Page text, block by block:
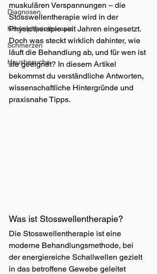
Diagnosen
Kinderphysiotherapie
Schmerzen
Hausbesuche
muskulären Verspannungen – die
Stosswellentherapie wird in der
Physiotherapie seit Jahren eingesetzt.
Doch was steckt wirklich dahinter, wie
läuft die Behandlung ab, und für wen ist
sie geeignet? In diesem Artikel
bekommst du verständliche Antworten,
wissenschaftliche Hintergründe und
praxisnahe Tipps.
Was ist Stosswellentherapie?
Die Stosswellentherapie ist eine
moderne Behandlungsmethode, bei
der energiereiche Schallwellen gezielt
in das betroffene Gewebe geleitet